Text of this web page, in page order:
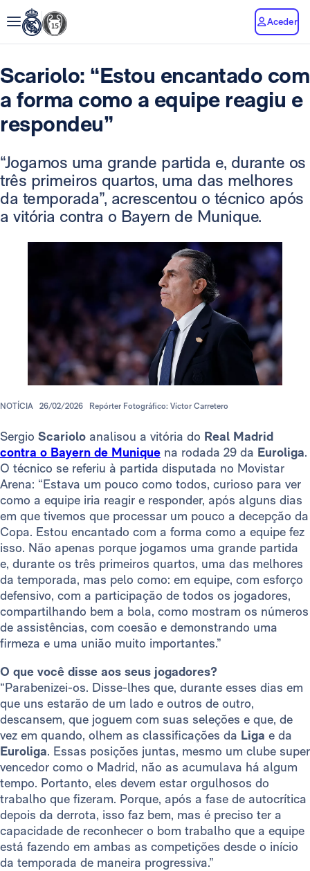
Aceder
Scariolo: “Estou encantado com
a forma como a equipe reagiu e
respondeu”
“Jogamos uma grande partida e, durante os
três primeiros quartos, uma das melhores
da temporada”, acrescentou o técnico após
a vitória contra o Bayern de Munique.
NOTÍCIA 26/02/2026 Repórter Fotográfico: Víctor Carretero
Sergio Scariolo analisou a vitória do Real Madrid
contra o Bayern de Munique na rodada 29 da Euroliga.
O técnico se referiu à partida disputada no Movistar
Arena: “Estava um pouco como todos, curioso para ver
como a equipe iria reagir e responder, após alguns dias
em que tivemos que processar um pouco a decepção da
Copa. Estou encantado com a forma como a equipe fez
isso. Não apenas porque jogamos uma grande partida
e, durante os três primeiros quartos, uma das melhores
da temporada, mas pelo como: em equipe, com esforço
defensivo, com a participação de todos os jogadores,
compartilhando bem a bola, como mostram os números
de assistências, com coesão e demonstrando uma
firmeza e uma união muito importantes.”
O que você disse aos seus jogadores?
“Parabenizei-os. Disse-lhes que, durante esses dias em
que uns estarão de um lado e outros de outro,
descansem, que joguem com suas seleções e que, de
vez em quando, olhem as classificações da Liga e da
Euroliga. Essas posições juntas, mesmo um clube super
vencedor como o Madrid, não as acumulava há algum
tempo. Portanto, eles devem estar orgulhosos do
trabalho que fizeram. Porque, após a fase de autocrítica
depois da derrota, isso faz bem, mas é preciso ter a
capacidade de reconhecer o bom trabalho que a equipe
está fazendo em ambas as competições desde o início
da temporada de maneira progressiva.”